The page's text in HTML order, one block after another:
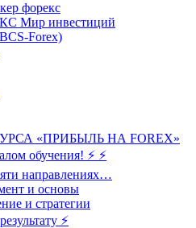
форекс
Мир инвестиций
Forex)
«ПРИБЫЛЬ НА FOREX»
обучения! ⚡ ⚡
направлениях…
и основы
и стратегии
⚡️